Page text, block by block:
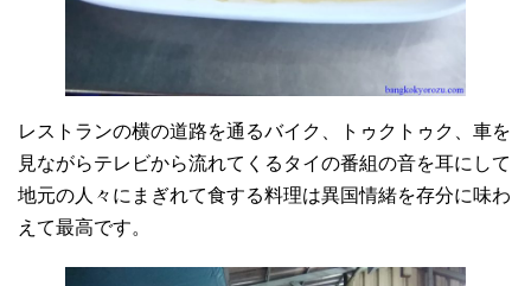
レストランの横の道路を通るバイク、トゥクトゥク、車を
見ながらテレビから流れてくるタイの番組の音を耳にして
地元の人々にまぎれて食する料理は異国情緒を存分に味わ
えて最高です。